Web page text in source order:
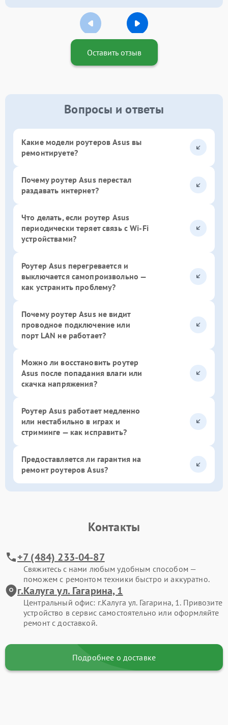
Оставить отзыв
Вопросы и ответы
Какие модели роутеров Asus вы
ремонтируете?
Почему роутер Asus перестал
раздавать интернет?
Что делать, если роутер Asus
периодически теряет связь с Wi-Fi
устройствами?
Роутер Asus перегревается и
выключается самопроизвольно —
как устранить проблему?
Почему роутер Asus не видит
проводное подключение или
порт LAN не работает?
Можно ли восстановить роутер
Asus после попадания влаги или
скачка напряжения?
Роутер Asus работает медленно
или нестабильно в играх и
стриминге — как исправить?
Предоставляется ли гарантия на
ремонт роутеров Asus?
Контакты
+7 (484) 233-04-87
Свяжитесь с нами любым удобным способом —
поможем с ремонтом техники быстро и аккуратно.
г.Калуга ул. Гагарина, 1
Центральный офис: г.Калуга ул. Гагарина, 1. Привозите
устройство в сервис самостоятельно или оформляйте
ремонт с доставкой.
Подробнее о доставке